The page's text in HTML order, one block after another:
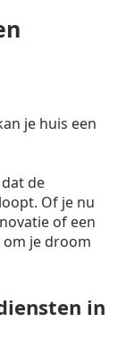
je huis een
de
Of je nu
of een
je droom
in